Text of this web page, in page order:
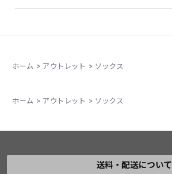
ホーム > アウトレット > ソックス
ホーム > アウトレット > ソックス
送料・配送について